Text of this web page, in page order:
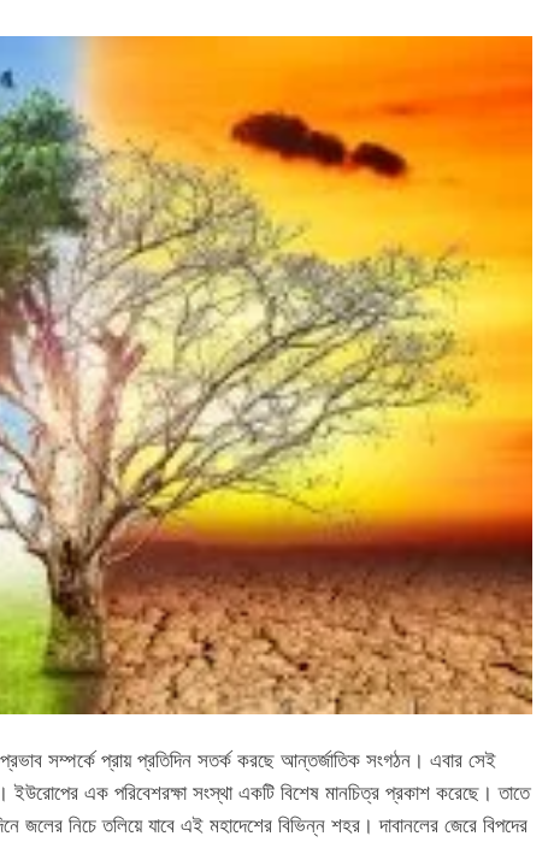
সম্পর্কে প্রায় প্রতিদিন সতর্ক করছে আন্তর্জাতিক সংগঠন। এবার সেই
এক পরিবেশরক্ষা সংস্থা একটি বিশেষ মানচিত্র প্রকাশ করেছে। তাতে
জলের নিচে তলিয়ে যাবে এই মহাদেশের বিভিন্ন শহর। দাবানলের জেরে বিপদের